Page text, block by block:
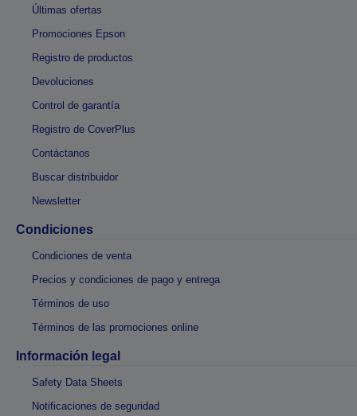
Últimas ofertas
Promociones Epson
Registro de productos
Devoluciones
Control de garantía
Registro de CoverPlus
Contáctanos
Buscar distribuidor
Newsletter
Condiciones
Condiciones de venta
Precios y condiciones de pago y entrega
Términos de uso
Términos de las promociones online
Información legal
Safety Data Sheets
Notificaciones de seguridad